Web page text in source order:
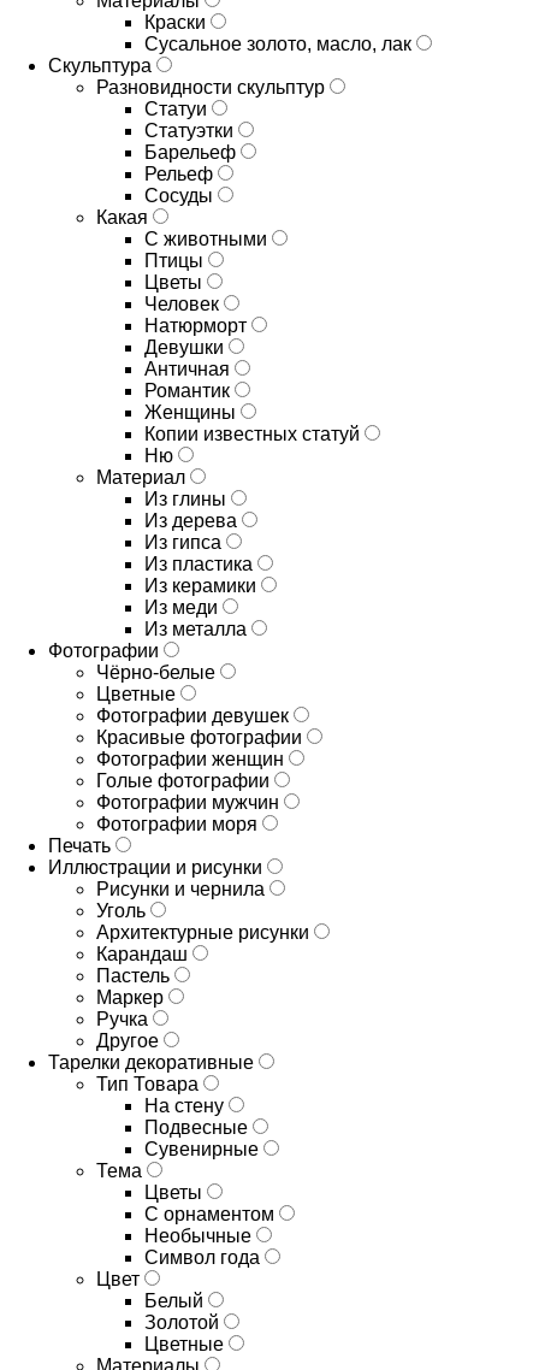
Краски
Сусальное золото, масло, лак
Скульптура
Разновидности скульптур
Статуи
Статуэтки
Барельеф
Рельеф
Сосуды
Какая
С животными
Птицы
Цветы
Человек
Натюрморт
Девушки
Античная
Романтик
Женщины
Копии известных статуй
Ню
Материал
Из глины
Из дерева
Из гипса
Из пластика
Из керамики
Из меди
Из металла
Фотографии
Чёрно-белые
Цветные
Фотографии девушек
Красивые фотографии
Фотографии женщин
Голые фотографии
Фотографии мужчин
Фотографии моря
Печать
Иллюстрации и рисунки
Рисунки и чернила
Уголь
Архитектурные рисунки
Карандаш
Пастель
Маркер
Ручка
Другое
Тарелки декоративные
Тип Товара
На стену
Подвесные
Сувенирные
Тема
Цветы
С орнаментом
Необычные
Символ года
Цвет
Белый
Золотой
Цветные
Материалы